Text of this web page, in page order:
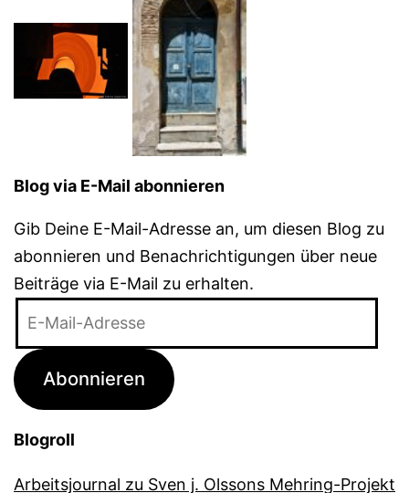
Blog via E-Mail abonnieren
Gib Deine E-Mail-Adresse an, um diesen Blog zu
abonnieren und Benachrichtigungen über neue
Beiträge via E-Mail zu erhalten.
Adresse
Abonnieren
Blogroll
Arbeitsjournal zu Sven j. Olssons Mehring-Projekt